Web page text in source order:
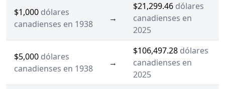
$1,000 dólares
canadienses en 1938
→
$21,299.46 dólares
canadienses en
2025
$5,000 dólares
canadienses en 1938
→
$106,497.28 dólares
canadienses en
2025